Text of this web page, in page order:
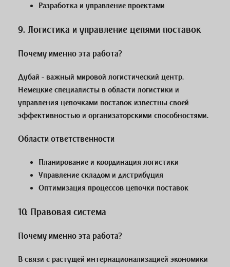
Разработка и управление проектами
9. Логистика и управление цепями поставок
Почему именно эта работа?
Дубай - важный мировой логистический центр.
Немецкие специалисты в области логистики и
управления цепочками поставок известны своей
эффективностью и организаторскими способностями.
Области ответственности
Планирование и координация логистики
Управление складом и дистрибуция
Оптимизация процессов цепочки поставок
10. Правовая система
Почему именно эта работа?
В связи с растущей интернационализацией экономики